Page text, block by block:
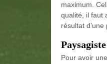
maximum.
qualité, il faut
résultat
Pour avoir